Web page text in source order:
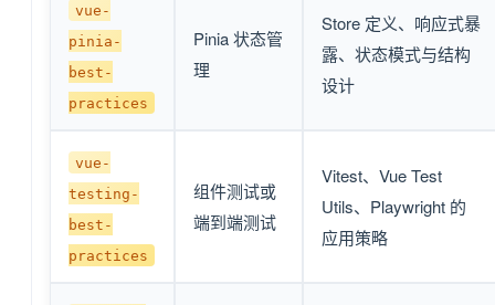
vue-
pinia-
best-
practices
Pinia 状态管
理
Store 定义、响应式暴
露、状态模式与结构
设计
vue-
testing-
best-
practices
组件测试或
端到端测试
Vitest、Vue Test
Utils、Playwright 的
应用策略